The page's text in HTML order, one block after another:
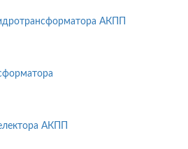
АКПП
АКПП